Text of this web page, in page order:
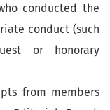
conducted the
conduct (such
or honorary
from members